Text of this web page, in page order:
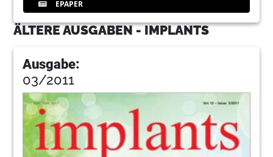
EPAPER
ÄLTERE AUSGABEN - IMPLANTS
Ausgabe:
03/2011